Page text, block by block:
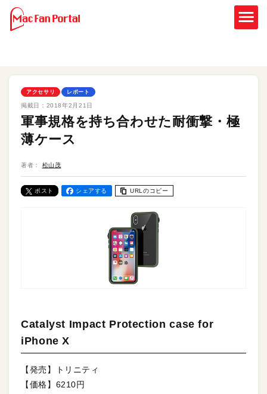
アクセサリ レポート
掲載日： 2018年2月21日
軍事規格を持ち合わせた耐衝撃・極
薄ケース
著者： 松山茂
ポスト シェアする URLのコピー
Catalyst Impact Protection case for
iPhone X
【発売】トリニティ
【価格】6210円